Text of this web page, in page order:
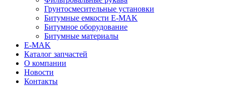
Грунтосмесительные установки
Битумные емкости E-MAK
Битумное оборудование
Битумные материалы
E-MAK
Каталог запчастей
О компании
Новости
Контакты